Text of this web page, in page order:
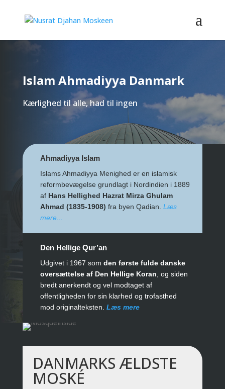
Islam Ahmadiyya Danmark
Kærlighed til alle, had til ingen
Ahmadiyya Islam
Islams Ahmadiyya Menighed er en islamisk
reformbevægelse grundlagt i Nordindien i 1889
af Hans Hellighed Hazrat Mirza Ghulam
Ahmad (1835-1908) fra byen Qadian. Læs
mere...
Den Hellige Qur’an
Udgivet i 1967 som den første fulde danske
oversættelse af Den Hellige Koran , og siden
bredt anerkendt og vel modtaget af
offentligheden for sin klarhed og trofasthed
mod originalteksten. Læs mere
DANMARKS ÆLDSTE
MOSKÉ